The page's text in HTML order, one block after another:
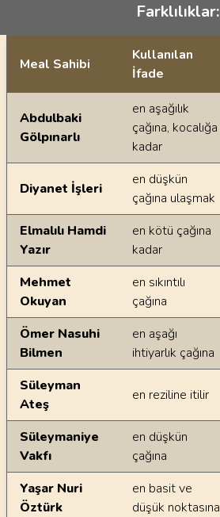
Farklılıklar:
Ayetin meallerindeki dilsel farklılıklar
Meal Sahibi
Kullanılan
İfade
Abdulbaki
Gölpınarlı
en aşağılık
çağına, kocalığa
kadar
Diyanet İşleri
en düşkün
çağına ulaşmak
Elmalılı Hamdi
Yazır
en kötü çağına
kadar
Mehmet
Okuyan
en sıkıntılı
çağına
Ömer Nasuhi
Bilmen
en aşağı
ihtiyarlık çağına
Süleyman
Ateş
en reziline itilir
Süleymaniye
Vakfı
en düşkün
çağına
Yaşar Nuri
Öztürk
en basit ve
düşük noktasına